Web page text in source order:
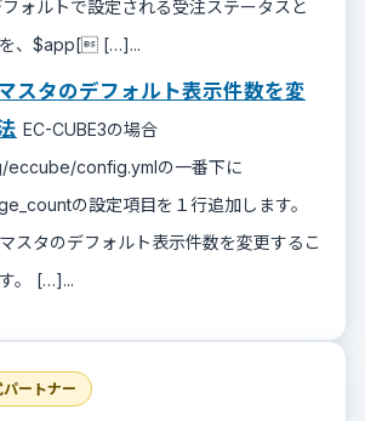
フォルトで設定される受注ステータスと
を、$app[ […]...
スタのデフォルト表示件数を変
EC-CUBE3の場合
config.ymlの一番下に
の設定項目を１行追加します。
スタのデフォルト表示件数を変更するこ
。 […]...
ートナー